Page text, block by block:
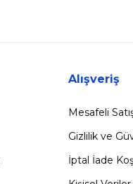
Alışveriş
Mesafeli
Gizlilik ve
İptal İade